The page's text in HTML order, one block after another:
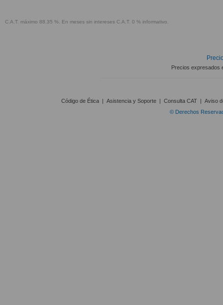
C.A.T. máximo 88.35 %. En meses sin intereses C.A.T. 0 % informativo.
Precios expresados
Código de Ética | Asistencia y Soporte | Consulta CAT | Aviso
© Derechos